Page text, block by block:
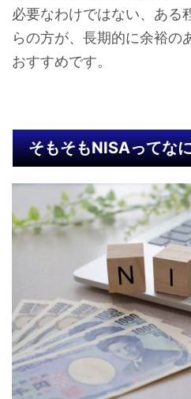
必要なわけではない、ある
らの方が、長期的に余裕の
おすすめです。
そもそもNISAってな